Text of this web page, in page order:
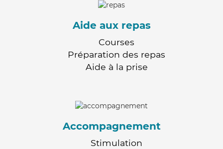
Aide aux repas
Courses
Préparation des repas
Aide à la prise
Accompagnement
Stimulation